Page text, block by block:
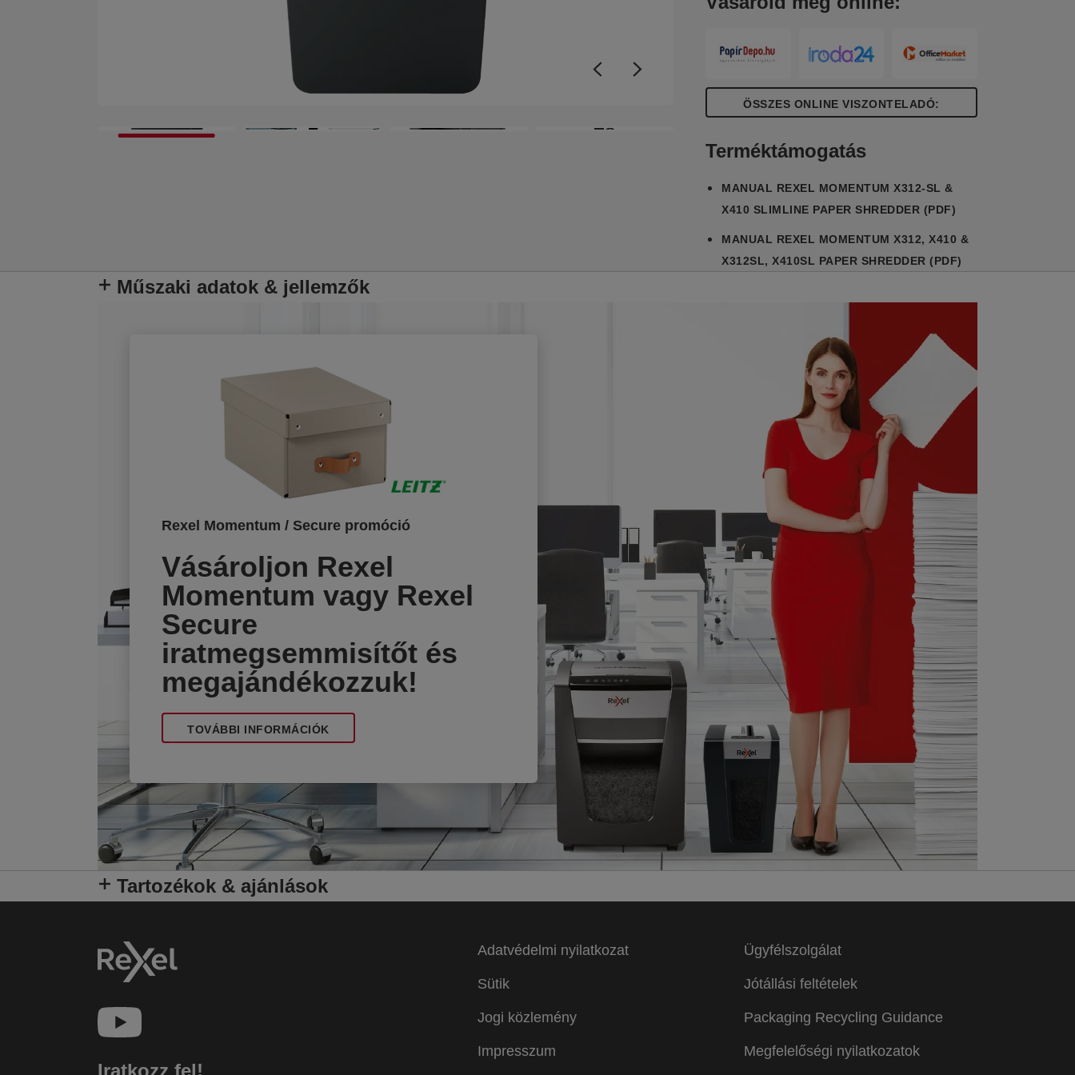
+8
darabokra. 23 literes hulladéktartály.
ÖSSZES ONLINE VISZONTELADÓ:
Terméktámogatás
MANUAL REXEL MOMENTUM X312-SL &
X410 SLIMLINE PAPER SHREDDER (PDF)
MANUAL REXEL MOMENTUM X312, X410 &
X312SL, X410SL PAPER SHREDDER (PDF)
Műszaki adatok & jellemzők
Rexel Momentum / Secure promóció
Vásároljon Rexel
Momentum vagy Rexel
Secure
iratmegsemmisítőt és
megajándékozzuk!
TOVÁBBI INFORMÁCIÓK
Tartozékok & ajánlások
Adatvédelmi nyilatkozat
Sütik
Jogi közlemény
Impresszum
Ügyfélszolgálat
Jótállási feltételek
Packaging Recycling Guidance
Megfelelőségi nyilatkozatok